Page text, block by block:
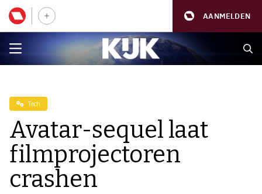
AANMELDEN
Tech
Avatar-sequel laat
filmprojectoren
crashen